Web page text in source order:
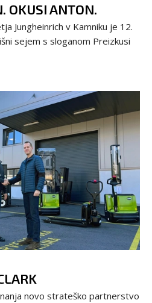
OKUSI ANTON.
Jungheinrich v Kamniku je 12.
sejem s sloganom Preizkusi
novo strateško partnerstvo